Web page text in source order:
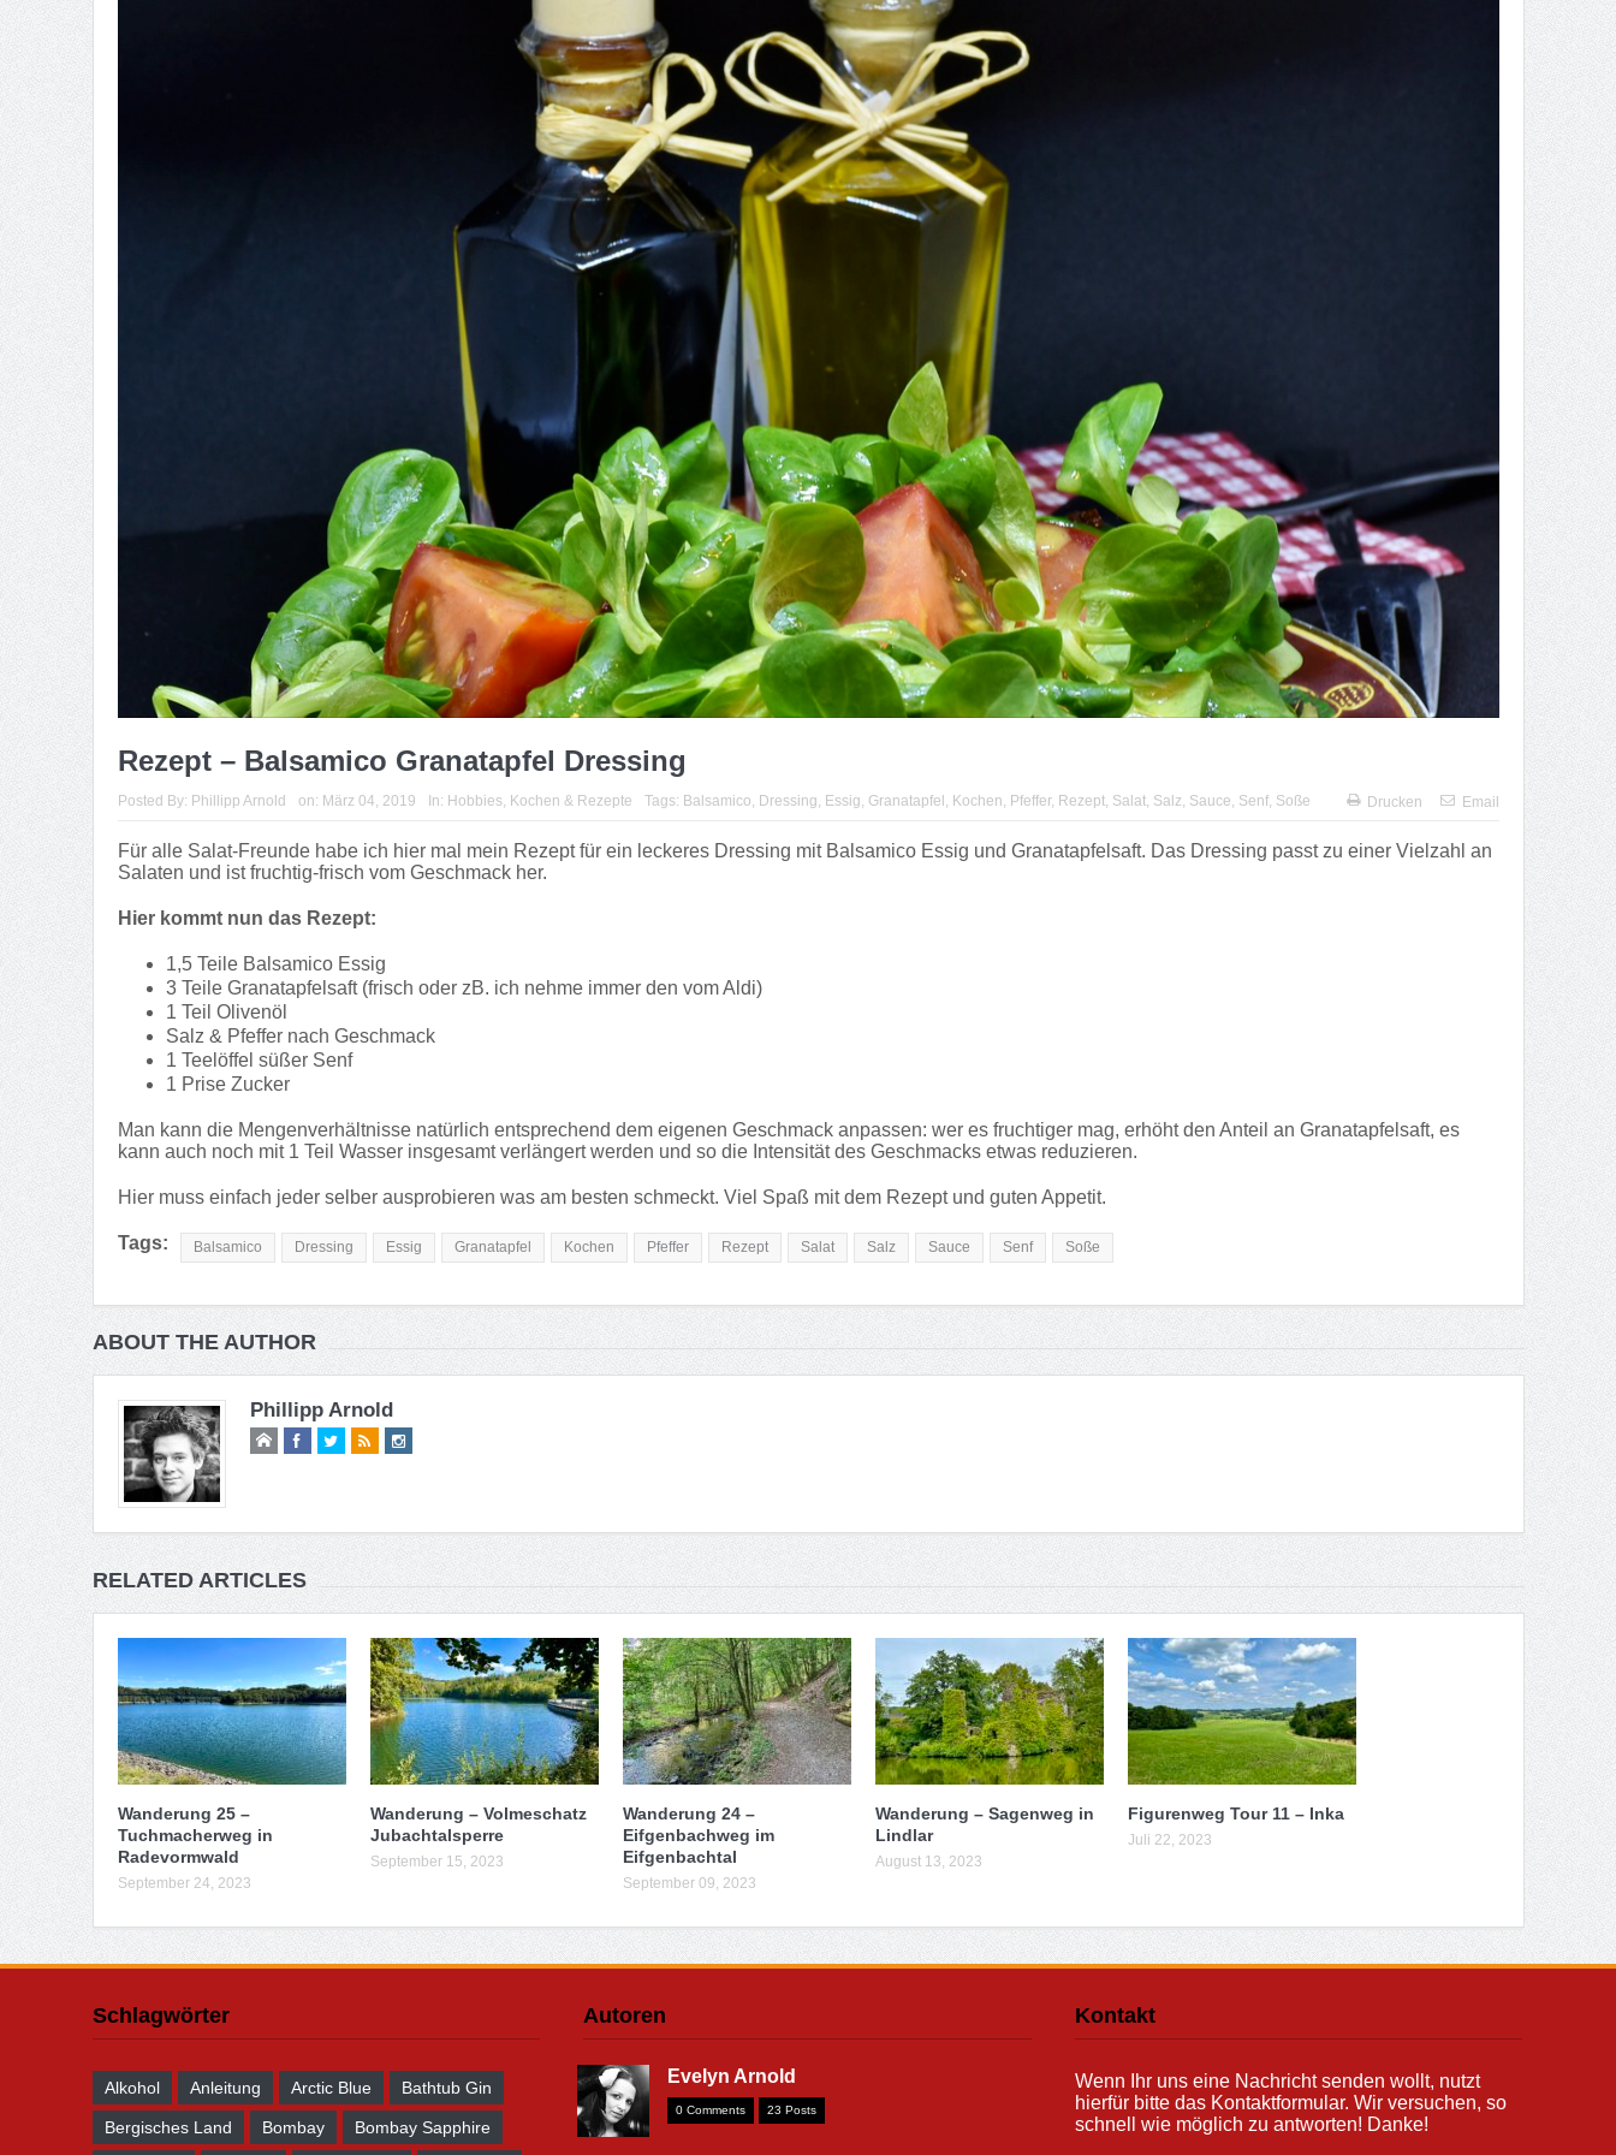
Rezept – Balsamico Granatapfel Dressing
Posted By: Phillipp Arnold on: März 04, 2019 In: Hobbies, Kochen & Rezepte Tags: Balsamico, Dressing, Essig, Granatapfel , Kochen, Pfeffer, Rezept, Salat, Salz, Sauce, Senf, Soße Drucken Email
Für alle Salat-Freunde habe ich hier mal mein Rezept für ein leckeres Dressing mit Balsamico Essig und Granatapfelsaft. Das Dressing passt zu einer Vielzahl an
Salaten und ist fruchtig-frisch vom Geschmack her.
Hier kommt nun das Rezept:
1,5 Teile Balsamico Essig
3 Teile Granatapfelsaft (frisch oder zB. ich nehme immer den vom Aldi)
1 Teil Olivenöl
Salz & Pfeffer nach Geschmack
1 Teelöffel süßer Senf
1 Prise Zucker
Man kann die Mengenverhältnisse natürlich entsprechend dem eigenen Geschmack anpassen: wer es fruchtiger mag, erhöht den Anteil an Granatapfelsaft, es
kann auch noch mit 1 Teil Wasser insgesamt verlängert werden und so die Intensität des Geschmacks etwas reduzieren.
Hier muss einfach jeder selber ausprobieren was am besten schmeckt. Viel Spaß mit dem Rezept und guten Appetit.
Tags: Balsamico Dressing Essig Granatapfel Kochen Pfeffer Rezept Salat Salz Sauce Senf Soße
ABOUT THE AUTHOR
Phillipp Arnold
RELATED ARTICLES
Wanderung 25 –
Tuchmacherweg in
Radevormwald
September 24, 2023
Wanderung – Volmeschatz
Jubachtalsperre
September 15, 2023
Wanderung 24 –
Eifgenbachweg im
Eifgenbachtal
September 09, 2023
Wanderung – Sagenweg in
Lindlar
August 13, 2023
Figurenweg Tour 11 – Inka
Juli 22, 2023
Schlagwörter
Alkohol Anleitung Arctic Blue Bathtub Gin
Bergisches Land Bombay Bombay Sapphire
Autoren
Evelyn Arnold
0 Comments 23 Posts
Kontakt
Wenn Ihr uns eine Nachricht senden wollt, nutzt
hierfür bitte das Kontaktformular. Wir versuchen, so
schnell wie möglich zu antworten! Danke!